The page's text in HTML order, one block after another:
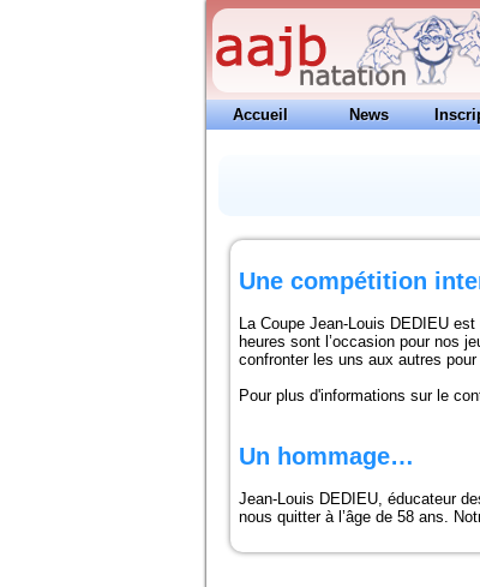
Accueil
News
Une compétition
La Coupe Jean-Louis DEDIEU
heures sont l’occasion pour nos
confronter les uns aux autres
Pour plus d'informations sur le
Un hommage…
Jean-Louis DEDIEU, éducateur
nous quitter à l’âge de 58 ans.